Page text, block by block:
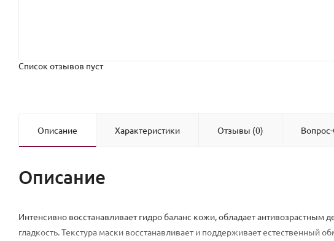
Список отзывов пуст
Описание Характеристики Отзывы (0)
Описание
Интенсивно восстанавливает гидро баланс кожи, обладает антивозрастным
гладкость. Текстура маски восстанавливает и поддерживает естественный